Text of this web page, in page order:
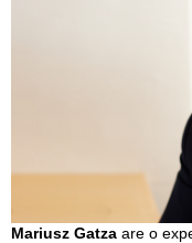
Mariusz Gatza are o